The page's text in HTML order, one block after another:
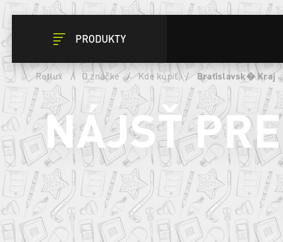
PRODUKTY
Retlux / O značke / Kde kúpiť / Bratislavsk� Kraj
NÁJSŤ